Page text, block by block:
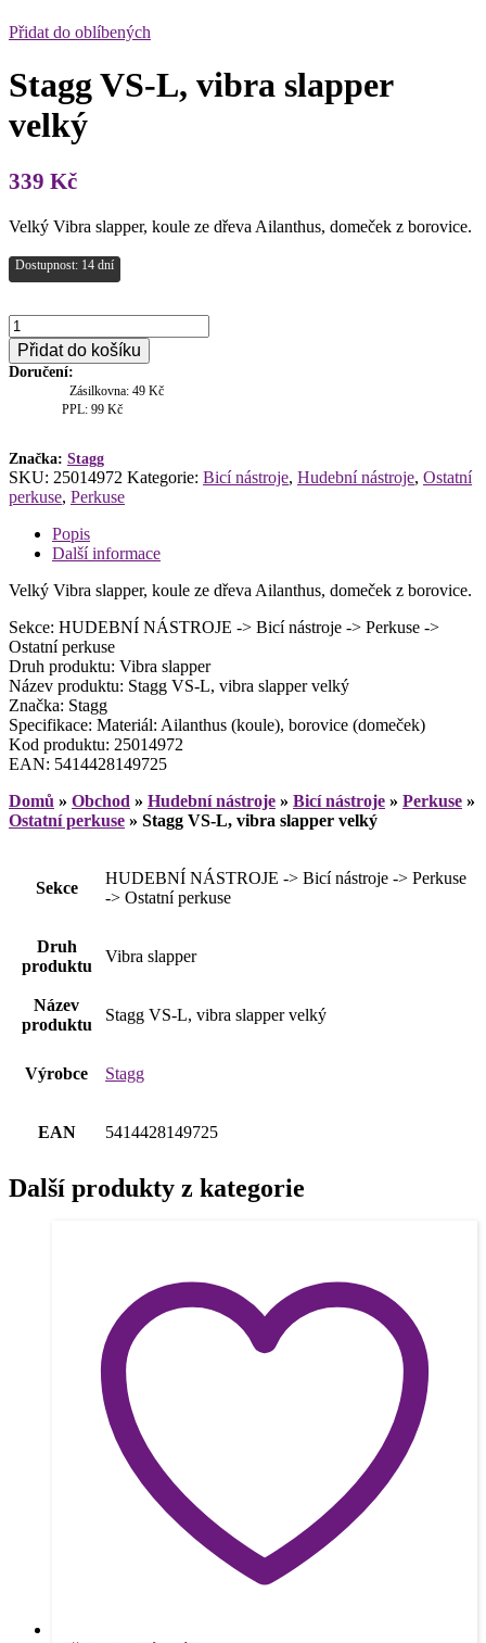
Přidat do oblíbených
Stagg VS-L, vibra slapper
velký
339 Kč
Velký Vibra slapper, koule ze dřeva Ailanthus, domeček z borovice.
Dostupnost: 14 dní
Stagg
VS-
L,
vibra
Přidat do košíku
Doručení:
Zásilkovna: 49 Kč
PPL: 99 Kč
Značka: Stagg
SKU: 25014972 Kategorie: Bicí nástroje, Hudební nástroje, Ostatní
perkuse, Perkuse
Popis
Další informace
Velký Vibra slapper, koule ze dřeva Ailanthus, domeček z borovice.
Sekce: HUDEBNÍ NÁSTROJE -> Bicí nástroje -> Perkuse ->
Ostatní perkuse
Druh produktu: Vibra slapper
Název produktu: Stagg VS-L, vibra slapper velký
Značka: Stagg
Specifikace: Materiál: Ailanthus (koule), borovice (domeček)
Kod produktu: 25014972
EAN: 5414428149725
Domů » Obchod » Hudební nástroje » Bicí nástroje » Perkuse »
Ostatní perkuse » Stagg VS-L, vibra slapper velký
Sekce
HUDEBNÍ NÁSTROJE -> Bicí nástroje -> Perkuse
-> Ostatní perkuse
Druh
produktu
Vibra slapper
Název
produktu
Stagg VS-L, vibra slapper velký
Výrobce Stagg
EAN 5414428149725
Další produkty z kategorie